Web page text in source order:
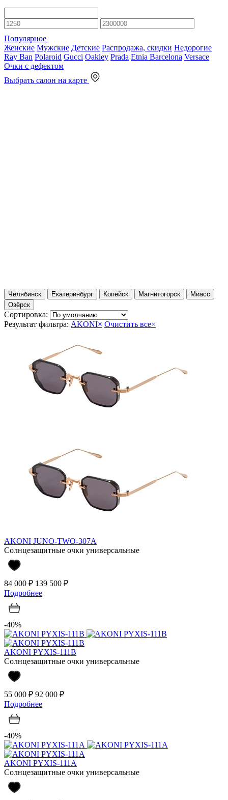
Популярное
Женские Мужские Детские Распродажа, скидки Недорогие
Ray Ban Polaroid Gucci Oakley Prada Etnia Barcelona Versace
Очки с дефектом
Выбрать салон на карте
Челябинск Екатеринбург Копейск Магнитогорск
Миасс
Озёрск
Сортировка:
Результат фильтра: AKONI× Очистить все×
AKONI JUNO-TWO-307A
Солнцезащитные очки универсальные
84 000 ₽ 139 500 ₽
Подробнее
-40%
AKONI PYXIS-111B
Солнцезащитные очки универсальные
55 000 ₽ 92 000 ₽
Подробнее
-40%
AKONI PYXIS-111A
Солнцезащитные очки универсальные